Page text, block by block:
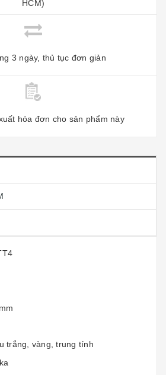
HCM)
3 ngày, thủ tục đơn giản
hóa đơn cho sản phẩm này
trắng, vàng, trung tính